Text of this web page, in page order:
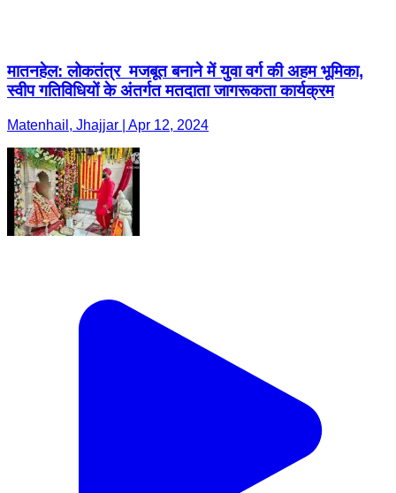
मातनहेल: लोकतंत्र मजबूत बनाने में युवा वर्ग की अहम भूमिका,
स्वीप गतिविधियों के अंतर्गत मतदाता जागरूकता कार्यक्रम
Matenhail, Jhajjar | Apr 12, 2024